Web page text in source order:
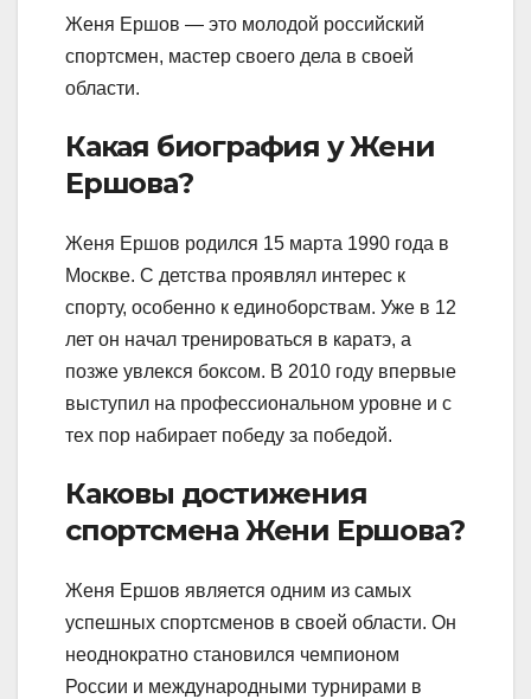
Женя Ершов — это молодой российский
спортсмен, мастер своего дела в своей
области.
Какая биография у Жени
Ершова?
Женя Ершов родился 15 марта 1990 года в
Москве. С детства проявлял интерес к
спорту, особенно к единоборствам. Уже в 12
лет он начал тренироваться в каратэ, а
позже увлекся боксом. В 2010 году впервые
выступил на профессиональном уровне и с
тех пор набирает победу за победой.
Каковы достижения
спортсмена Жени Ершова?
Женя Ершов является одним из самых
успешных спортсменов в своей области. Он
неоднократно становился чемпионом
России и международными турнирами в